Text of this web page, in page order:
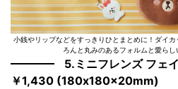
小銭やリップなどをすっきりひとまとめに！ダイ
ろんと丸みのあるフォルムと愛らし
5.ミニフレンズ フェ
￥1,430 (180x180x20mm)